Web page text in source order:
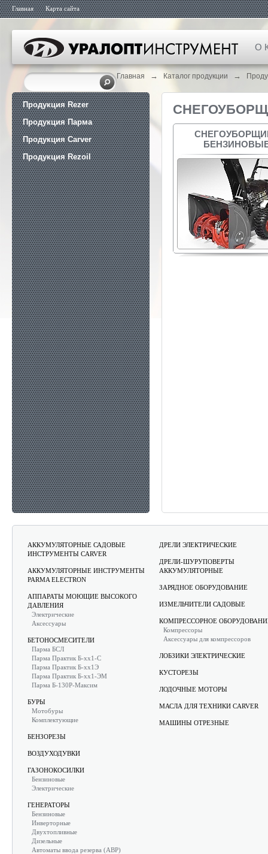
Главная Карта сайта
О
Главная → Каталог продукции →
Продукция Rezer
Продукция Парма
Продукция Carver
Продукция Rezoil
АККУМУЛЯТОРНЫЕ САДОВЫЕ
ИНСТРУМЕНТЫ CARVER
АККУМУЛЯТОРНЫЕ ИНСТРУМЕНТЫ
PARMA ELECTRON
АППАРАТЫ МОЮЩИЕ ВЫСОКОГО
ДАВЛЕНИЯ
Электрические
Аксессуары
БЕТОНОСМЕСИТЕЛИ
Парма БСЛ
Парма Практик Б-хх1-С
Парма Практик Б-хх1Э
Парма Практик Б-хх1-ЭМ
Парма Б-130Р-Максим
БУРЫ
Мотобуры
Комплектующие
БЕНЗОРЕЗЫ
ВОЗДУХОДУВКИ
ГАЗОНОКОСИЛКИ
Бензиновые
Электрические
ГЕНЕРАТОРЫ
Бензиновые
Инверторные
Двухтопливные
Дизельные
Автоматы ввода резерва (АВР)
ДРЕЛИ ЭЛЕКТРИЧЕСКИЕ
ДРЕЛИ-ШУРУПОВЕРТЫ
АККУМУЛЯТОРНЫЕ
ЗАРЯДНОЕ ОБОРУДОВАНИЕ
ИЗМЕЛЬЧИТЕЛИ САДОВЫЕ
КОМПРЕССОРНОЕ
Компрессоры
Аксессуары для компрессоров
ЛОБЗИКИ ЭЛЕКТРИЧЕСКИЕ
КУСТОРЕЗЫ
ЛОДОЧНЫЕ МОТОРЫ
МАСЛА ДЛЯ ТЕХНИКИ CARVER
МАШИНЫ ОТРЕЗНЫЕ